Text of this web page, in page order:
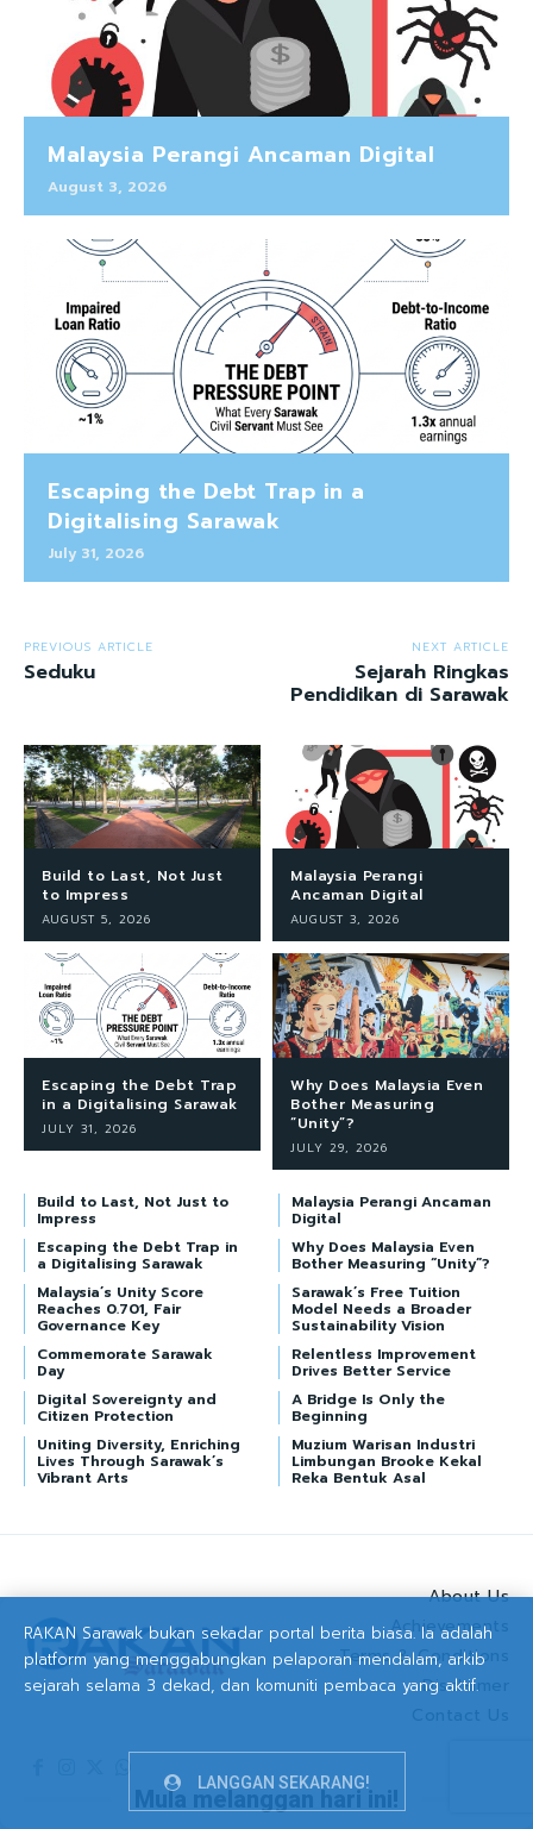
Malaysia Perangi Ancaman Digital
August 3, 2026
Escaping the Debt Trap in a
Digitalising Sarawak
July 31, 2026
PREVIOUS ARTICLE
Seduku
NEXT ARTICLE
Sejarah Ringkas
Pendidikan di Sarawak
Build to Last, Not Just
to Impress
AUGUST 5, 2026
Malaysia Perangi
Ancaman Digital
AUGUST 3, 2026
Escaping the Debt Trap
in a Digitalising Sarawak
JULY 31, 2026
Why Does Malaysia Even
Bother Measuring
“Unity”?
JULY 29, 2026
Build to Last, Not Just to
Impress
Malaysia Perangi Ancaman
Digital
Escaping the Debt Trap in
a Digitalising Sarawak
Why Does Malaysia Even
Bother Measuring “Unity”?
Malaysia’s Unity Score
Reaches 0.701, Fair
Governance Key
Sarawak’s Free Tuition
Model Needs a Broader
Sustainability Vision
Commemorate Sarawak
Day
Relentless Improvement
Drives Better Service
Digital Sovereignty and
Citizen Protection
A Bridge Is Only the
Beginning
Uniting Diversity, Enriching
Lives Through Sarawak’s
Vibrant Arts
Muzium Warisan Industri
Limbungan Brooke Kekal
Reka Bentuk Asal
About Us
Achievements
Terms & Conditions
Disclaimer
Mula melanggan hari ini!
RAKAN Sarawak bukan sekadar portal berita biasa. Ia adalah
platform yang menggabungkan pelaporan mendalam, arkib
sejarah selama 3 dekad, dan komuniti pembaca yang aktif.
LANGGAN SEKARANG!